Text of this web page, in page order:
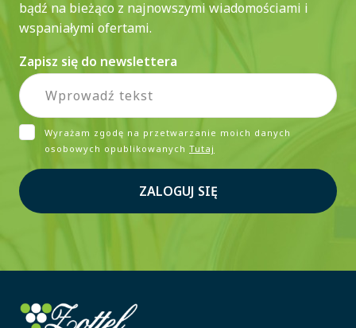
bądź na bieżąco z najnowszymi wiadomościami i
wspaniałymi ofertami.
Zapisz się do newslettera
Wyrażam zgodę na przetwarzanie moich danych
osobowych opublikowanych Tutaj
ZALOGUJ SIĘ